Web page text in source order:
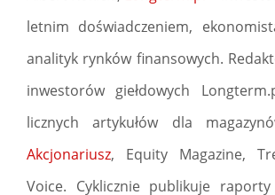
letnim doświadczeniem,
analityk rynków finansowych.
inwestorów giełdowych
licznych artykułów dla
Akcjonariusz, Equity Magazine,
Voice. Cyklicznie publikuje